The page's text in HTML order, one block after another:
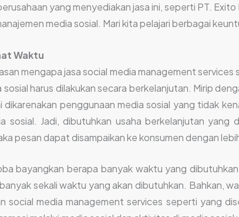
yang menyediakan jasa ini, seperti PT.
media sosial. Mari kita pelajari berbagai
Waktu
mengapa jasa social media management
sosial harus dilakukan secara berkelanjutan. Mirip
dikarenakan penggunaan media sosial yang tidak
sosial. Jadi, dibutuhkan usaha berkelanjutan
pesan dapat disampaikan ke konsumen dengan
bayangkan berapa banyak waktu yang
sekali waktu yang akan dibutuhkan. Bahkan,
social media management services seperti yang